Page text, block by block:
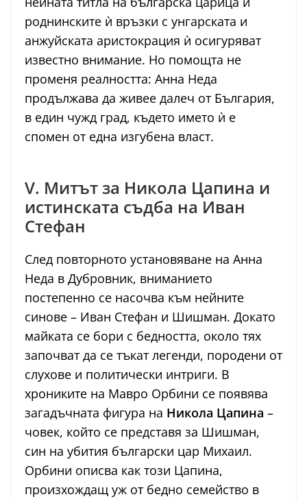
роднинските ѝ връзки с унгарската и
анжуйската аристокрация ѝ осигуряват
известно внимание. Но помощта не
променя реалността: Анна Неда
продължава да живее далеч от България,
в един чужд град, където името ѝ е
спомен от една изгубена власт.
V. Митът за Никола Цапина и
истинската съдба на Иван
Стефан
След повторното установяване на Анна
Неда в Дубровник, вниманието
постепенно се насочва към нейните
синове – Иван Стефан и Шишман. Докато
майката се бори с бедността, около тях
започват да се тъкат легенди, породени от
слухове и политически интриги. В
хрониките на Мавро Орбини се появява
загадъчната фигура на Никола Цапина –
човек, който се представя за Шишман,
син на убития български цар Михаил.
Орбини описва как този Цапина,
произхождащ уж от бедно семейство в